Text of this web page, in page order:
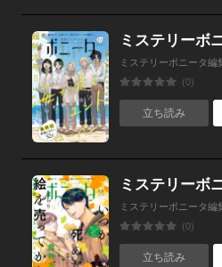
ミステリーボ
ミステリーボニータ編
(0)
立ち読み
ミステリーボ
ミステリーボニータ編
(0)
立ち読み